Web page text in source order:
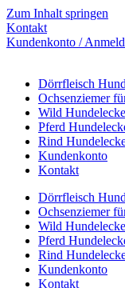
Zum Inhalt springen
Kontakt
Kundenkonto /
Dörrfleisch Hund
Ochsenziemer
Wild
Pferd
Rind
Kundenkonto
Kontakt
Dörrfleisch Hund
Ochsenziemer
Wild
Pferd
Rind
Kundenkonto
Kontakt